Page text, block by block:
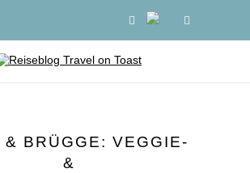
& BRÜGGE: VEGGIE-
&